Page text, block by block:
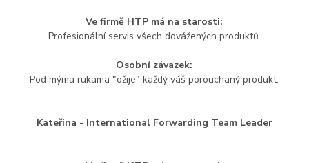
Ve firmě HTP má na starosti:
Profesionální servis všech dovážených produktů.
Osobní závazek:
Pod mýma rukama "ožije" každý váš porouchaný produkt.
Kateřina - International Forwarding Team Leader